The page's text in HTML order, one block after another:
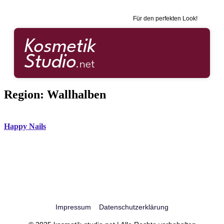
Für den perfekten Look!
Region: Wallhalben
Happy Nails
Impressum Datenschutzerklärung